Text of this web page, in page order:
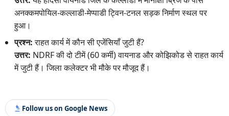
अनक्कमपोयिल-कल्लाडी-मेप्पाडी ट्विन-टनल सड़क निर्माण स्थल पर
हुआ।
प्रश्न:राहत कार्य में कौन सी एजेंसियाँ जुटी हैं?
उत्तर: NDRF की दो टीमें (60 कर्मी) वायनाड और कोझिकोड से राहत कार्य
में जुटी हैं। जिला कलेक्टर भी मौके पर मौजूद हैं।
Follow us on Google News